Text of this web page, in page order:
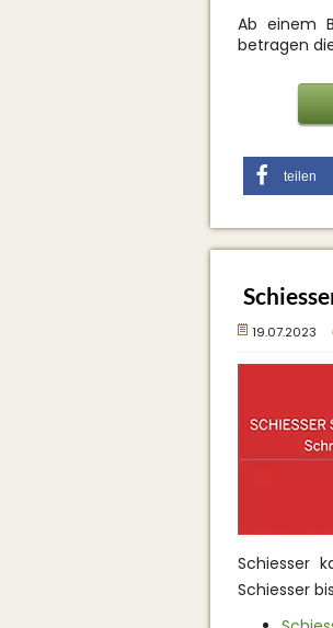
Ab einem
betragen
teilen
19.07.2023
Schiesser
Schiesser